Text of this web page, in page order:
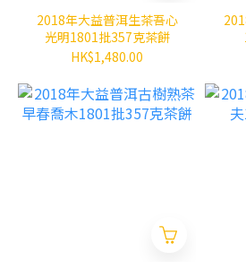
2018年大益普洱生茶吾心
光明1801批357克茶餅
HK$1,480.00